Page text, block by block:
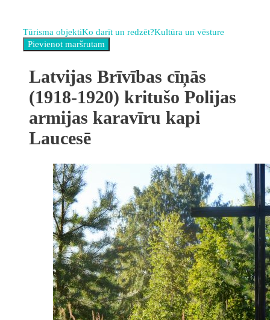
Tūrisma objektiKo darīt un redzēt?Kultūra un vēsture
Latvijas Brīvības cīņās
(1918-1920) kritušo Polijas
armijas karavīru kapi
Laucesē